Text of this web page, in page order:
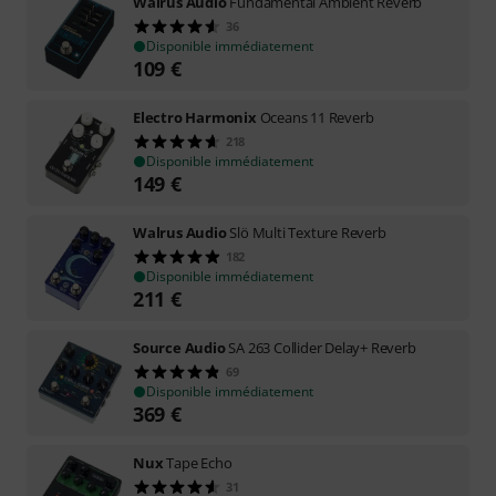
36
Disponible immédiatement
109 €
Electro Harmonix Oceans 11 Reverb
218
Disponible immédiatement
149 €
Walrus AudioSlö Multi Texture Reverb
182
Disponible immédiatement
211 €
Source AudioSA 263 Collider Delay+ Reverb
69
Disponible immédiatement
369 €
NuxTape Echo
31